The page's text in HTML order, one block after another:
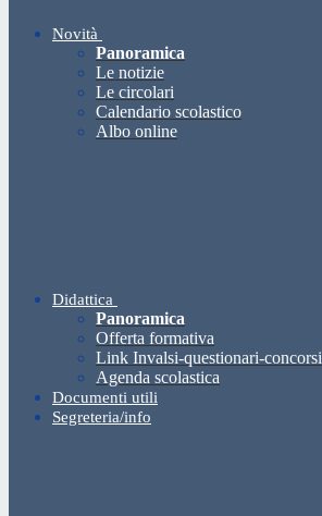
Novità
Panoramica
Le notizie
Le circolari
Calendario scolastico
Albo online
Didattica
Panoramica
Offerta formativa
Link Invalsi-questionari-concorsi
Agenda scolastica
Documenti utili
Segreteria/info